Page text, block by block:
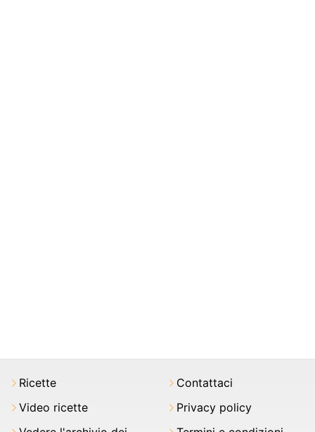
Ricette
Video ricette
Contattaci
Privacy policy